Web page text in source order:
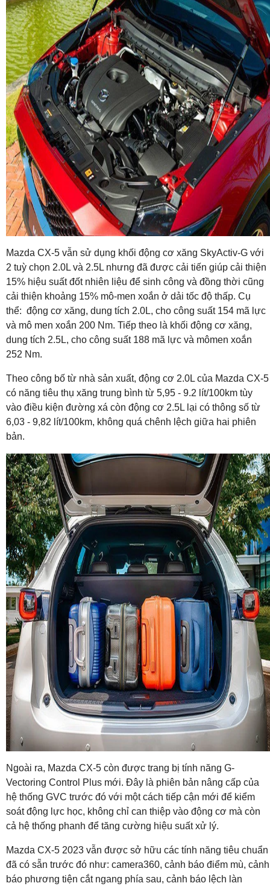
Mazda CX-5 vẫn sử dụng khối động cơ xăng SkyActiv-G với
2 tuỳ chọn 2.0L và 2.5L nhưng đã được cải tiến giúp cải thiện
15% hiệu suất đốt nhiên liệu để sinh công và đồng thời cũng
cải thiện khoảng 15% mô-men xoắn ở dải tốc độ thấp. Cụ
thể: động cơ xăng, dung tích 2.0L, cho công suất 154 mã lực
và mô men xoắn 200 Nm. Tiếp theo là khối động cơ xăng,
dung tích 2.5L, cho công suất 188 mã lực và mômen xoắn
252 Nm.
Theo công bố từ nhà sản xuất, động cơ 2.0L của Mazda CX-5
có năng tiêu thụ xăng trung bình từ 5,95 - 9.2 lít/100km tùy
vào điều kiện đường xá còn động cơ 2.5L lại có thông số từ
6,03 - 9,82 lít/100km, không quá chênh lệch giữa hai phiên
bản.
Ngoài ra, Mazda CX-5 còn được trang bị tính năng G-
Vectoring Control Plus mới. Đây là phiên bản nâng cấp của
hệ thống GVC trước đó với một cách tiếp cận mới để kiểm
soát động lực học, không chỉ can thiệp vào động cơ mà còn
cả hệ thống phanh để tăng cường hiệu suất xử lý.
Mazda CX-5 2023 vẫn được sở hữu các tính năng tiêu chuẩn
đã có sẵn trước đó như: camera360, cảnh báo điểm mù, cảnh
báo phương tiện cắt ngang phía sau, cảnh báo lệch làn